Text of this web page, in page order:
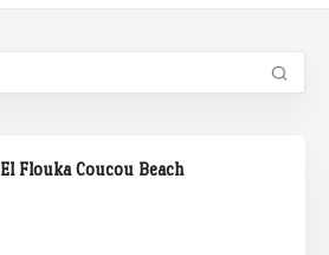
El Flouka Coucou Beach